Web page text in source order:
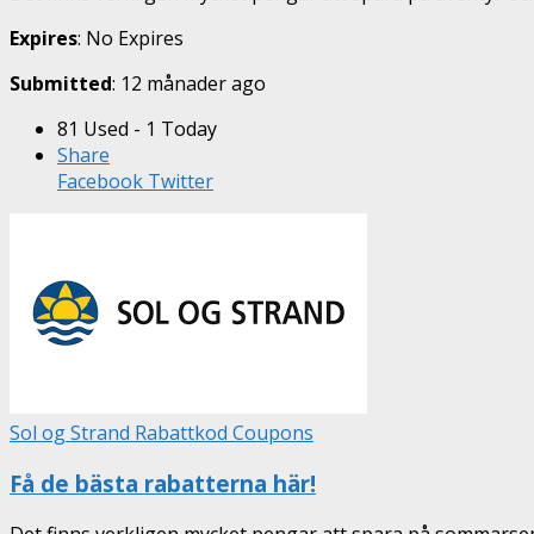
Expires: No Expires
Submitted: 12 månader ago
81 Used - 1 Today
Share
Facebook Twitter
Sol og Strand Rabattkod Coupons
Få de bästa rabatterna här!